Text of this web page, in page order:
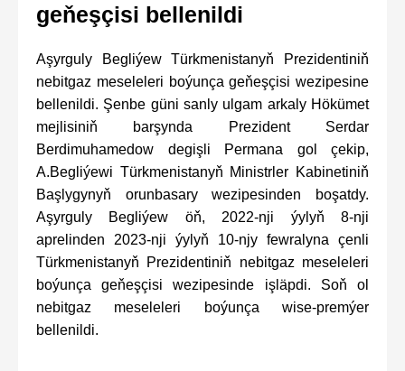
geňeşçisi bellenildi
Aşyrguly Begliýew Türkmenistanyň Prezidentiniň
nebitgaz meseleleri boýunça geňeşçisi wezipesine
bellenildi. Şenbe güni sanly ulgam arkaly Hökümet
mejlisiniň barşynda Prezident Serdar
Berdimuhamedow degişli Permana gol çekip,
A.Begliýewi Türkmenistanyň Ministrler Kabinetiniň
Başlygynyň orunbasary wezipesinden boşatdy.
Aşyrguly Begliýew öň, 2022-nji ýylyň 8-nji
aprelinden 2023-nji ýylyň 10-njy fewralyna çenli
Türkmenistanyň Prezidentiniň nebitgaz meseleleri
boýunça geňeşçisi wezipesinde işläpdi. Soň ol
nebitgaz meseleleri boýunça wise-premýer
bellenildi.